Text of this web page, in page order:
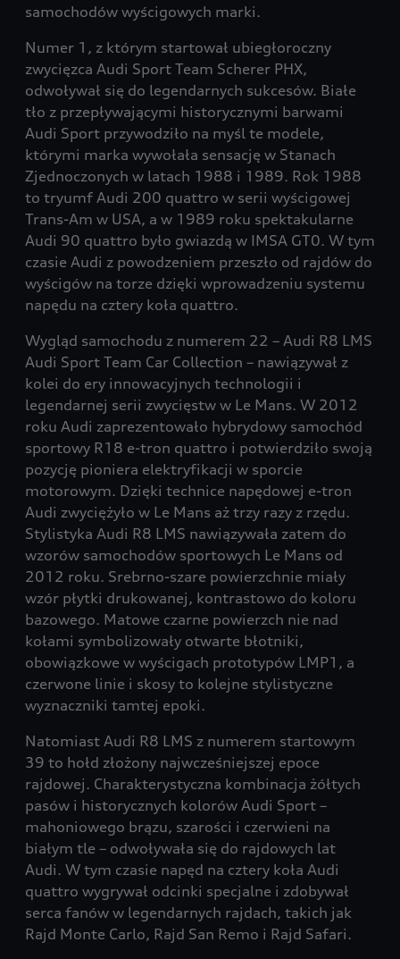
samochodów wyścigowych marki.
Numer 1, z którym startował ubiegłoroczny
zwycięzca Audi Sport Team Scherer PHX,
odwoływał się do legendarnych sukcesów. Białe
tło z przepływającymi historycznymi barwami
Audi Sport przywodziło na myśl te modele,
którymi marka wywołała sensację w Stanach
Zjednoczonych w latach 1988 i 1989. Rok 1988
to tryumf Audi 200 quattro w serii wyścigowej
Trans-Am w USA, a w 1989 roku spektakularne
Audi 90 quattro było gwiazdą w IMSA GT0. W tym
czasie Audi z powodzeniem przeszło od rajdów do
wyścigów na torze dzięki wprowadzeniu systemu
napędu na cztery koła quattro.
Wygląd samochodu z numerem 22 – Audi R8 LMS
Audi Sport Team Car Collection – nawiązywał z
kolei do ery innowacyjnych technologii i
legendarnej serii zwycięstw w Le Mans. W 2012
roku Audi zaprezentowało hybrydowy samochód
sportowy R18 e-tron quattro i potwierdziło swoją
pozycję pioniera elektryfikacji w sporcie
motorowym. Dzięki technice napędowej e-tron
Audi zwyciężyło w Le Mans aż trzy razy z rzędu.
Stylistyka Audi R8 LMS nawiązywała zatem do
wzorów samochodów sportowych Le Mans od
2012 roku. Srebrno-szare powierzchnie miały
wzór płytki drukowanej, kontrastowo do koloru
bazowego. Matowe czarne powierzch nie nad
kołami symbolizowały otwarte błotniki,
obowiązkowe w wyścigach prototypów LMP1, a
czerwone linie i skosy to kolejne stylistyczne
wyznaczniki tamtej epoki.
Natomiast Audi R8 LMS z numerem startowym
39 to hołd złożony najwcześniejszej epoce
rajdowej. Charakterystyczna kombinacja żółtych
pasów i historycznych kolorów Audi Sport –
mahoniowego brązu, szarości i czerwieni na
białym tle – odwoływała się do rajdowych lat
Audi. W tym czasie napęd na cztery koła Audi
quattro wygrywał odcinki specjalne i zdobywał
serca fanów w legendarnych rajdach, takich jak
Rajd Monte Carlo, Rajd San Remo i Rajd Safari.